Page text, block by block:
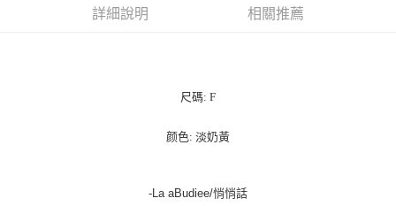
每筆NT$100，滿NT$1,500(含以上)免運費
每筆NT$100，滿NT$1,000(含以上)免運費
詳細說明 相關推薦
尺碼: F
颜色: 淡奶黃
-La aBudiee/悄悄話